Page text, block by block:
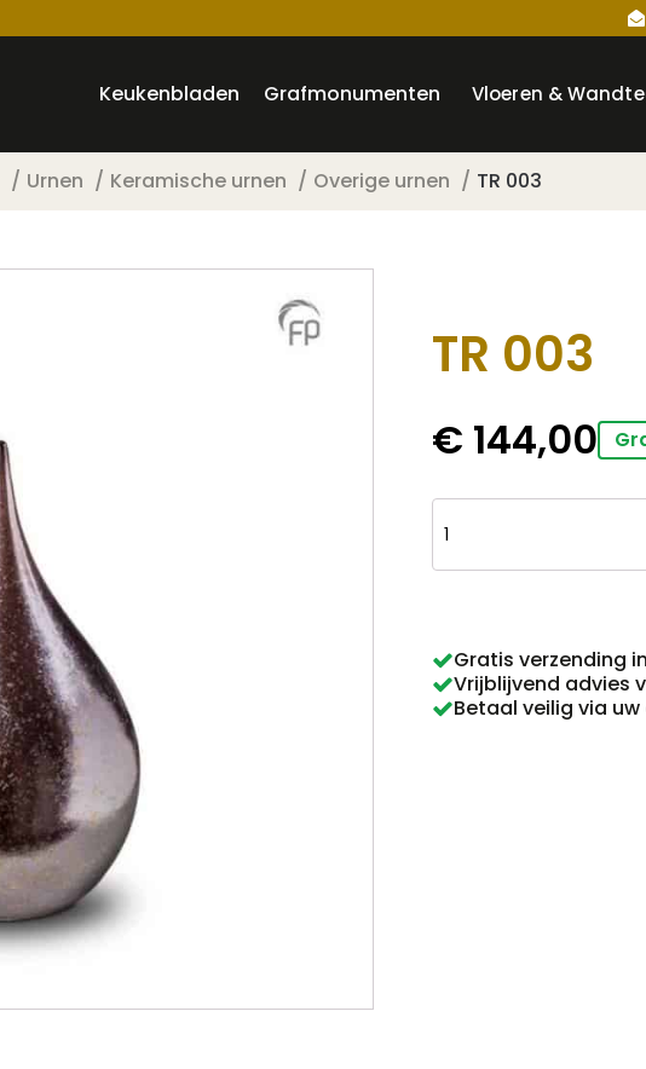
Keukenbladen Grafmonumenten Vloeren &
Urnen Keramische urnen Overige urnen TR 003
TR 003
€ 144,00
TR
003
Gratis verzending
Vrijblijvend advies
Betaal veilig via uw